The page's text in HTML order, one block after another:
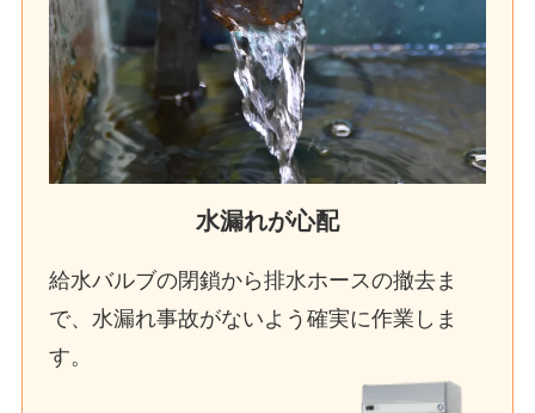
水漏れが心配
給水バルブの閉鎖から排水ホースの撤去ま
で、水漏れ事故がないよう確実に作業しま
す。